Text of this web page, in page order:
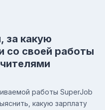
за какую
со своей работы
работы SuperJob
какую зарплату